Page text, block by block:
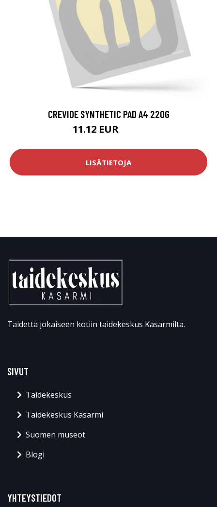
CREVIDE SYNTHETIC PAD A4 220G
11.12 EUR
LISÄTIETOJA
Taidetta jokaiseen kotiin taidekeskus Kasarmilta.
SIVUT
Taidekeskus
Taidekeskus Kasarmi
Suomen museot
Blogi
YHTEYSTIEDOT